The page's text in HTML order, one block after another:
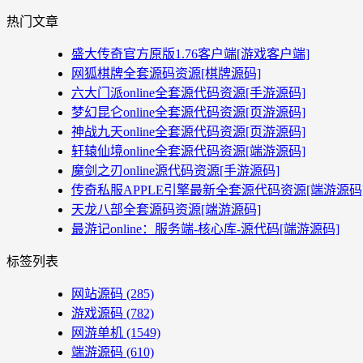
热门文章
盛大传奇官方原版1.76客户端[游戏客户端]
网狐棋牌全套源码资源[棋牌源码]
六大门派online全套源代码资源[手游源码]
梦幻昆仑online全套源代码资源[页游源码]
神战九天online全套源代码资源[页游源码]
轩辕仙境online全套源代码资源[端游源码]
魔剑之刃online源代码资源[手游源码]
传奇私服APPLE引擎最新全套源代码资源[端游源
天龙八部全套源码资源[端游源码]
最游记online：服务端-核心库-源代码[端游源码]
标签列表
网站源码 (285)
游戏源码 (782)
网游单机 (1549)
端游源码 (610)